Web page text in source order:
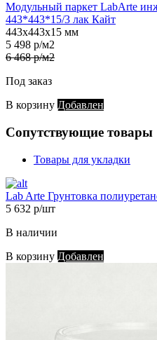
Модульный паркет LabArte
443*443*15/3 лак Кайт
443х443х15 мм
5 498 р/м2
6 468 р/м2
Под заказ
В корзину Добавлен
Сопутствующие товары
Товары для укладки
Lab Arte Грунтовка
5 632 р/шт
В наличии
В корзину Добавлен